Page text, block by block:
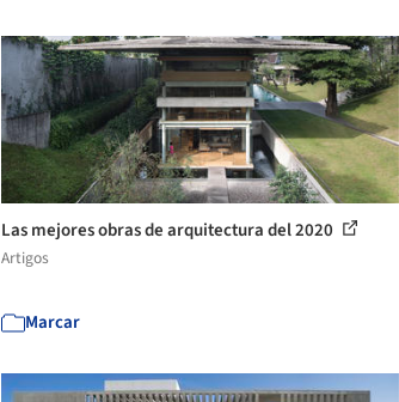
Las mejores obras de arquitectura del 2020
Artigos
Marcar